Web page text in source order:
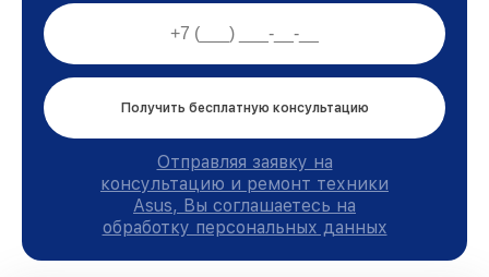
Получить бесплатную консультацию
Отправляя заявку на
консультацию и ремонт техники
Asus, Вы соглашаетесь на
обработку персональных данных